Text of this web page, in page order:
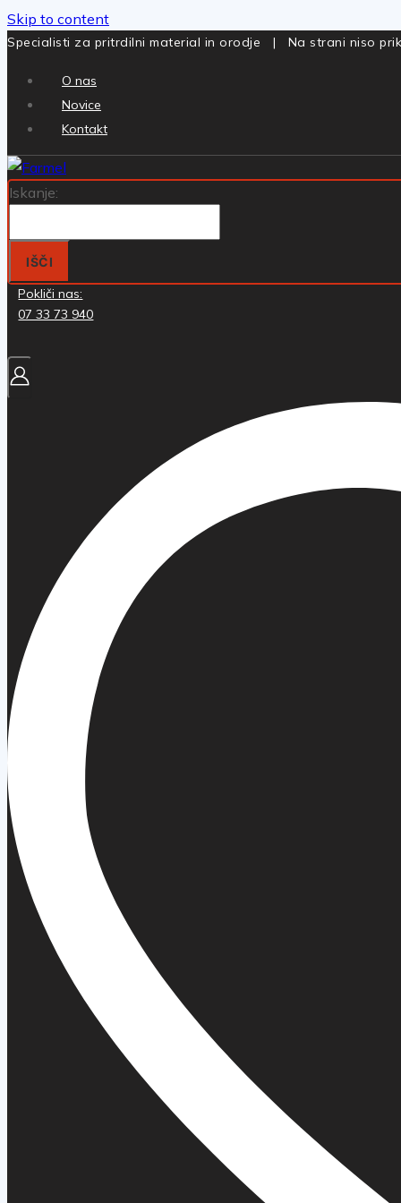
Skip to content
Specialisti za pritrdilni material in orodje | Na strani niso
O nas
Novice
Kontakt
Iskanje:
IŠČI
Pokliči nas:
07 33 73 940